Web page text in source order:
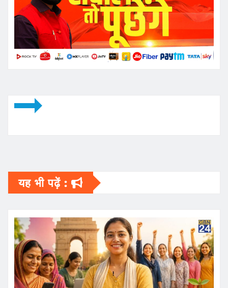
यह भी पढ़ें :